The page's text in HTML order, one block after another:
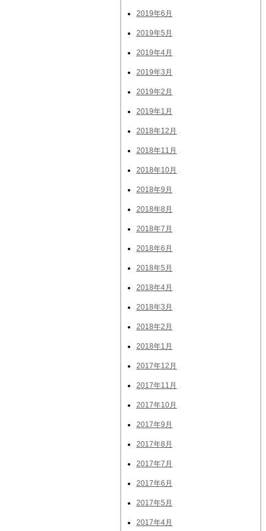
2019年6月
2019年5月
2019年4月
2019年3月
2019年2月
2019年1月
2018年12月
2018年11月
2018年10月
2018年9月
2018年8月
2018年7月
2018年6月
2018年5月
2018年4月
2018年3月
2018年2月
2018年1月
2017年12月
2017年11月
2017年10月
2017年9月
2017年8月
2017年7月
2017年6月
2017年5月
2017年4月